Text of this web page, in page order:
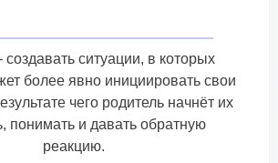
ситуации, в которых
более явно инициировать свои
чего родитель начнёт их
понимать и давать обратную
реакцию.